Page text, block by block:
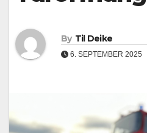
By Til Deike
6. SEPTEMBER 2025